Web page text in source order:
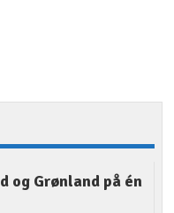
og Grønland på én